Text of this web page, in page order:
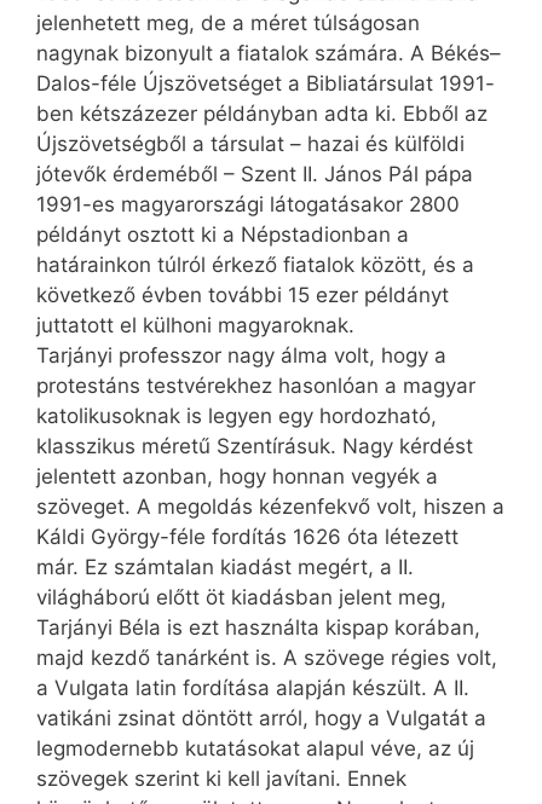
jelenhetett meg, de a méret túlságosan
nagynak bizonyult a fiatalok számára. A Békés–
Dalos-féle Újszövetséget a Bibliatársulat 1991-
ben kétszázezer példányban adta ki. Ebből az
Újszövetségből a társulat – hazai és külföldi
jótevők érdeméből – Szent II. János Pál pápa
1991-es magyarországi látogatásakor 2800
példányt osztott ki a Népstadionban a
határainkon túlról érkező fiatalok között, és a
következő évben további 15 ezer példányt
juttatott el külhoni magyaroknak.
Tarjányi professzor nagy álma volt, hogy a
protestáns testvérekhez hasonlóan a magyar
katolikusoknak is legyen egy hordozható,
klasszikus méretű Szentírásuk. Nagy kérdést
jelentett azonban, hogy honnan vegyék a
szöveget. A megoldás kézenfekvő volt, hiszen a
Káldi György-féle fordítás 1626 óta létezett
már. Ez számtalan kiadást megért, a II.
világháború előtt öt kiadásban jelent meg,
Tarjányi Béla is ezt használta kispap korában,
majd kezdő tanárként is. A szövege régies volt,
a Vulgata latin fordítása alapján készült. A II.
vatikáni zsinat döntött arról, hogy a Vulgatát a
legmodernebb kutatásokat alapul véve, az új
szövegek szerint ki kell javítani. Ennek